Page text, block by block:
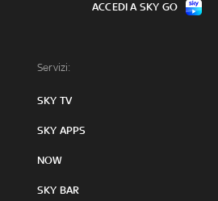
Servizi:
SKY TV
SKY APPS
NOW
SKY BAR
ACCEDI A SKY GO